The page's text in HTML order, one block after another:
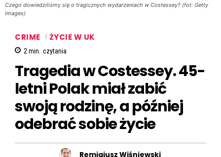
Czego dowiedziliśmy się o tragicznych wydarzeniach w Costessey? (fot: Getty
Images)
CRIME ŻYCIE W UK
2 min. czytania
Tragedia w Costessey. 45-
letni Polak miał zabić
swoją rodzinę, a później
odebrać sobie życie
Remigiusz Wiśniewski